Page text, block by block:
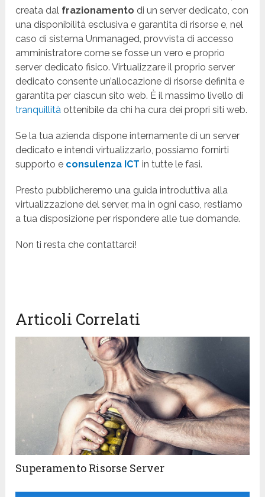
creata dal frazionamento di un server dedicato, con
una disponibilità esclusiva e garantita di risorse e, nel
caso di sistema Unmanaged, provvista di accesso
amministratore come se fosse un vero e proprio
server dedicato fisico. Virtualizzare il proprio server
dedicato consente un’allocazione di risorse definita e
garantita per ciascun sito web. È il massimo livello di
tranquillità ottenibile da chi ha cura dei propri siti web.
Se la tua azienda dispone internamente di un server
dedicato e intendi virtualizzarlo, possiamo fornirti
supporto e consulenza ICT in tutte le fasi.
Presto pubblicheremo una guida introduttiva alla
virtualizzazione del server, ma in ogni caso, restiamo
a tua disposizione per rispondere alle tue domande.
Non ti resta che contattarci!
Articoli Correlati
Superamento Risorse Server